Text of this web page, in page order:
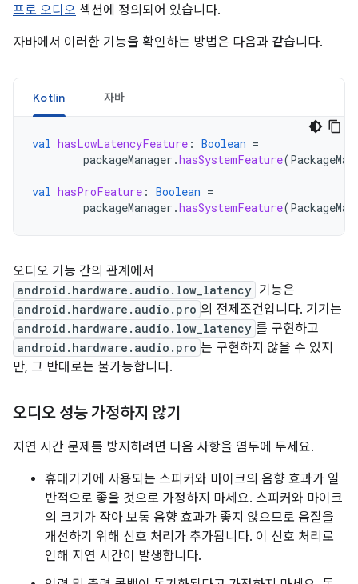
프로 오디오 섹션에 정의되어 있습니다.
자바에서 이러한 기능을 확인하는 방법은 다음과 같습니다.
Kotlin 자바
val hasLowLatencyFeature : Boolean =
packageManager .hasSystemFeature(
val hasProFeature : Boolean =
packageManager .hasSystemFeature(
오디오 기능 간의 관계에서
android.hardware.audio.low_latency 기능은
android.hardware.audio.pro 의 전제조건입니다. 기기는
android.hardware.audio.low_latency 를 구현하고
android.hardware.audio.pro 는 구현하지 않을 수 있지
만, 그 반대로는 불가능합니다.
오디오 성능 가정하지 않기
지연 시간 문제를 방지하려면 다음 사항을 염두에 두세요.
휴대기기에 사용되는 스피커와 마이크의 음향 효과가 일
반적으로 좋을 것으로 가정하지 마세요. 스피커와 마이크
의 크기가 작아 보통 음향 효과가 좋지 않으므로 음질을
개선하기 위해 신호 처리가 추가됩니다. 이 신호 처리로
인해 지연 시간이 발생합니다.